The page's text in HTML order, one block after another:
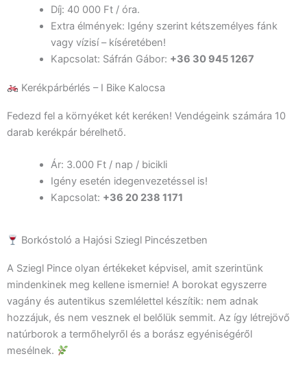
Díj: 40 000 Ft / óra.
Extra élmények: Igény szerint kétszemélyes fánk
vagy vízisí – kíséretében!
Kapcsolat: Sáfrán Gábor: +36 30 945 1267
Kerékpárbérlés – I Bike Kalocsa
Fedezd fel a környéket két keréken! Vendégeink számára 10
darab kerékpár bérelhető.
Ár: 3.000 Ft / nap / bicikli
Igény esetén idegenvezetéssel is!
Kapcsolat: +36 20 238 1171
Borkóstoló a Hajósi Sziegl Pincészetben
A Sziegl Pince olyan értékeket képvisel, amit szerintünk
mindenkinek meg kellene ismernie! A borokat egyszerre
vagány és autentikus szemlélettel készítik: nem adnak
hozzájuk, és nem vesznek el belőlük semmit. Az így létrejövő
natúrborok a termőhelyről és a borász egyéniségéről
mesélnek.